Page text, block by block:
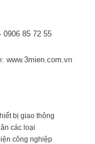
0906 85 72 55
www.3mien.com.vn
bị giao thông
các loại
công nghiệp